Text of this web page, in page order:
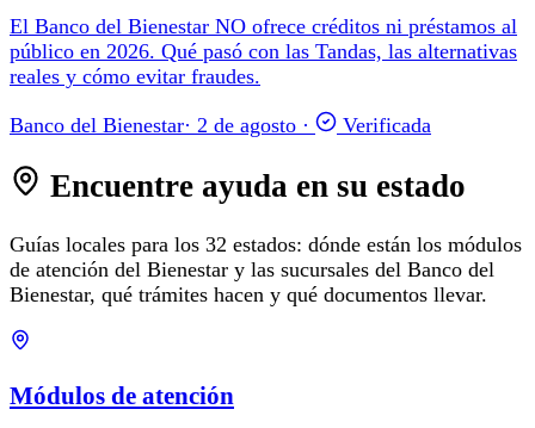
El Banco del Bienestar NO ofrece créditos ni préstamos al
público en 2026. Qué pasó con las Tandas, las alternativas
reales y cómo evitar fraudes.
Banco del Bienestar· 2 de agosto · Verificada
Encuentre ayuda en su estado
Guías locales para los 32 estados: dónde están los módulos
de atención del Bienestar y las sucursales del Banco del
Bienestar, qué trámites hacen y qué documentos llevar.
Módulos de atención